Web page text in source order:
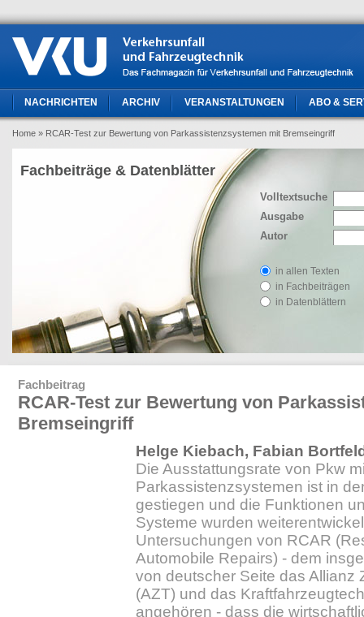
NACHRICHTEN ARCHIV VERANSTALTUNGEN ABO &
Home » RCAR-Test zur Bewertung von Parkassistenzsystemen mit Bremseingriff
Volltextsuche
Ausgabe
Autor
in allen Texten
in Fachbeiträgen
in Datenblättern
Fachbeiträge & Datenblätter
Fachbeitrag
RCAR-Test zur Bewertung von
Bremseingriff
Helge Kiebach, Fabian
Die Ausstattungsrate von Pkw
Parkassistenzsystemen ist in
gestiegen und die Funktionen
Systeme wurden
Untersuchungen von RCAR
Automobile Repairs) - dem
von deutscher Seite das Allianz
(AZT) und das
angehören - dass die